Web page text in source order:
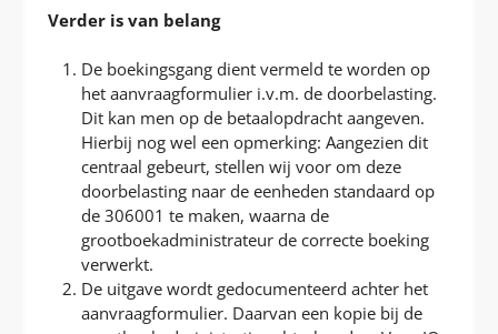
Verder is van belang
De boekingsgang dient vermeld te worden op
het aanvraagformulier i.v.m. de doorbelasting.
Dit kan men op de betaalopdracht aangeven.
Hierbij nog wel een opmerking: Aangezien dit
centraal gebeurt, stellen wij voor om deze
doorbelasting naar de eenheden standaard op
de 306001 te maken, waarna de
grootboekadministrateur de correcte boeking
verwerkt.
De uitgave wordt gedocumenteerd achter het
aanvraagformulier. Daarvan een kopie bij de